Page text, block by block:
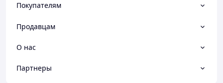
Покупателям
Продавцам
О нас
Партнеры